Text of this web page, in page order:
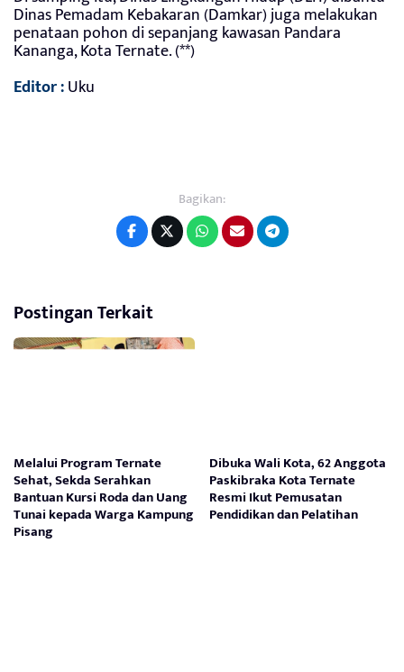
Dinas Pemadam Kebakaran (Damkar) juga melakukan
penataan pohon di sepanjang kawasan Pandara
Kananga, Kota Ternate. (**)
Editor :Uku
Bagikan:
Postingan Terkait
Melalui Program Ternate
Sehat, Sekda Serahkan
Bantuan Kursi Roda dan Uang
Tunai kepada Warga Kampung
Pisang
Dibuka Wali Kota, 62 Anggota
Paskibraka Kota Ternate
Resmi Ikut Pemusatan
Pendidikan dan Pelatihan